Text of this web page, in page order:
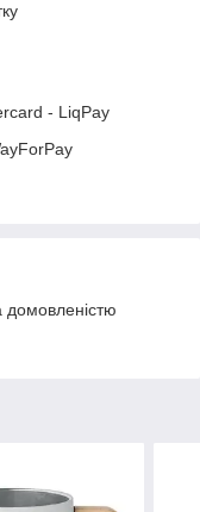
- LiqPay
домовленістю